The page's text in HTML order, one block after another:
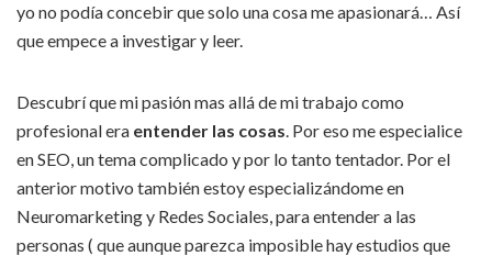
yo no podía concebir que solo una cosa me apasionará… Así
que empece a investigar y leer.
Descubrí que mi pasión mas allá de mi trabajo como
profesional era entender las cosas. Por eso me especialice
en SEO, un tema complicado y por lo tanto tentador. Por el
anterior motivo también estoy especializándome en
Neuromarketing y Redes Sociales, para entender a las
personas ( que aunque parezca imposible hay estudios que